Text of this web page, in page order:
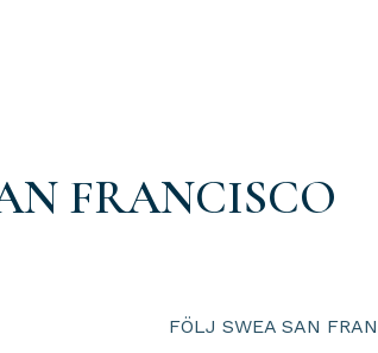
FRANCISCO
FÖLJ SWEA SAN